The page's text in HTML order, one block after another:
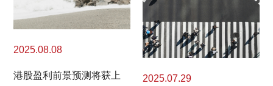
2025.08.08
港股盈利前景预测将获上
2025.07.29